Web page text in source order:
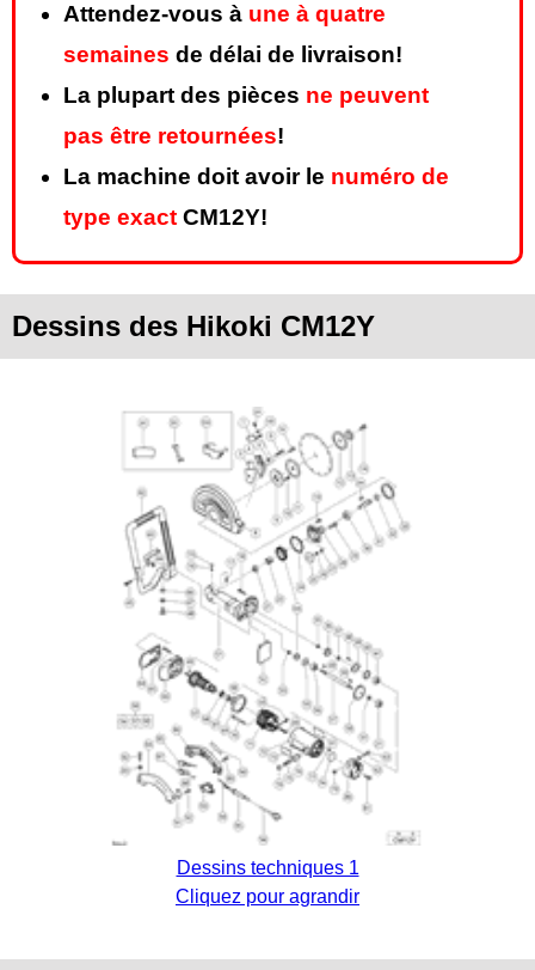
Attendez-vous à une à quatre
semaines de délai de livraison!
La plupart des pièces ne peuvent
pas être retournées!
La machine doit avoir le numéro de
type exact CM12Y!
Dessins des Hikoki CM12Y
Dessins techniques 1
Cliquez pour agrandir